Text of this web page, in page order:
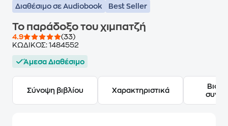
Διαθέσιμο σε Audiobook Best Seller
Το παράδοξο του χιμπατζή
4.9
(33)
ΚΩΔΙΚΟΣ: 1484552
Άμεσα Διαθέσιμο
Σύνοψη βιβλίου Χαρακτηριστικά